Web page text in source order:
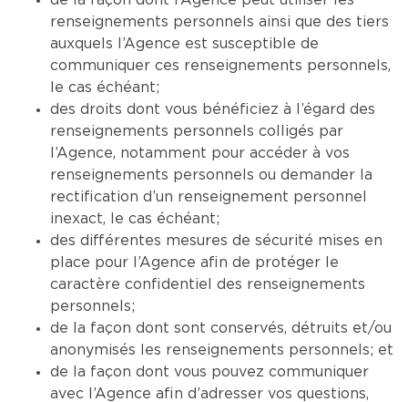
renseignements personnels ainsi que des tiers
auxquels l’Agence est susceptible de
communiquer ces renseignements personnels,
le cas échéant;
des droits dont vous bénéficiez à l’égard des
renseignements personnels colligés par
l’Agence, notamment pour accéder à vos
renseignements personnels ou demander la
rectification d’un renseignement personnel
inexact, le cas échéant;
des différentes mesures de sécurité mises en
place pour l’Agence afin de protéger le
caractère confidentiel des renseignements
personnels;
de la façon dont sont conservés, détruits et/ou
anonymisés les renseignements personnels; et
de la façon dont vous pouvez communiquer
avec l’Agence afin d’adresser vos questions,